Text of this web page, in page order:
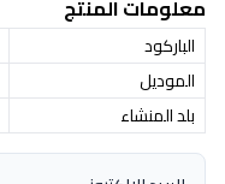
معلومات المنتج
الباركود
الموديل
بلد المنشاء